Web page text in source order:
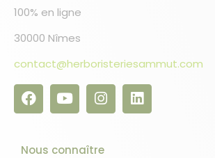
100% en ligne
30000 Nîmes
contact@herboristeriesammut.com
Nous connaître